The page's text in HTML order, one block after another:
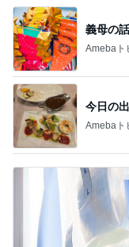
今日の
Amebaト